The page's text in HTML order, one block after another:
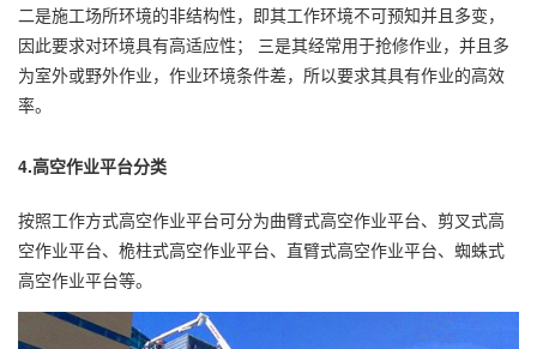
二是施工场所环境的非结构性，即其工作环境不可预知并且多变，
因此要求对环境具有高适应性； 三是其经常用于抢修作业，并且多
为室外或野外作业，作业环境条件差，所以要求其具有作业的高效
率。
4.高空作业平台分类
按照工作方式高空作业平台可分为曲臂式高空作业平台、 剪叉式高
空作业平台、 桅柱式高空作业平台、 直臂式高空作业平台、 蜘蛛式
高空作业平台等。